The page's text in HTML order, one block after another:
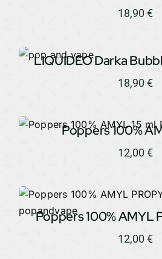
18,90 €
LIQUIDEO Darka
18,90 €
Poppers 100%
12,00 €
Poppers 100% AMYL
12,00 €